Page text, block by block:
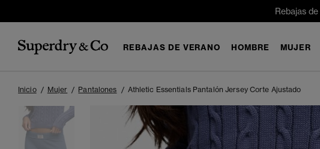
Rebajas
REBAJAS DE VERANO HOMBRE MUJER
Inicio Mujer Pantalones Athletic Essentials Pantalón Jersey Corte Ajustado